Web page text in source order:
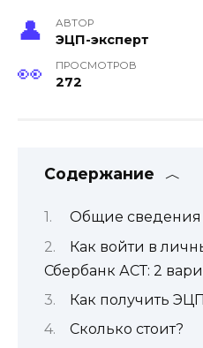
АВТОР
ЭЦП-эксперт
ПРОСМОТРОВ
272
Содержание
Общие сведения
Как войти в
Сбербанк АСТ: 2
Как получить
Сколько стоит?